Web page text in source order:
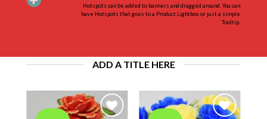
Hotspots can be added to banners and dragged around. You can
have Hotspots that goes to a Product Lightbox or just a simple
Tooltip.
ADD A TITLE HERE